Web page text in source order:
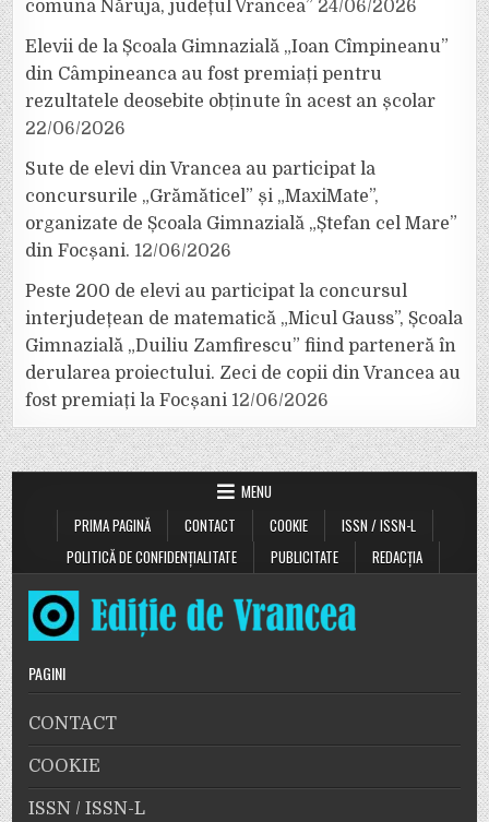
comuna Năruja, județul Vrancea” 24/06/2026
Elevii de la Școala Gimnazială „Ioan Cîmpineanu”
din Câmpineanca au fost premiați pentru
rezultatele deosebite obținute în acest an școlar
22/06/2026
Sute de elevi din Vrancea au participat la
concursurile „Grămăticel” și „MaxiMate”,
organizate de Școala Gimnazială „Ștefan cel Mare”
din Focșani. 12/06/2026
Peste 200 de elevi au participat la concursul
interjudețean de matematică „Micul Gauss”, Școala
Gimnazială „Duiliu Zamfirescu” fiind parteneră în
derularea proiectului. Zeci de copii din Vrancea au
fost premiați la Focșani 12/06/2026
MENU
PRIMA PAGINĂ
CONTACT COOKIE
ISSN / ISSN-L
POLITICĂ DE CONFIDENȚIALITATE
PUBLICITATE REDACȚIA
PAGINI
CONTACT
COOKIE
ISSN / ISSN-L